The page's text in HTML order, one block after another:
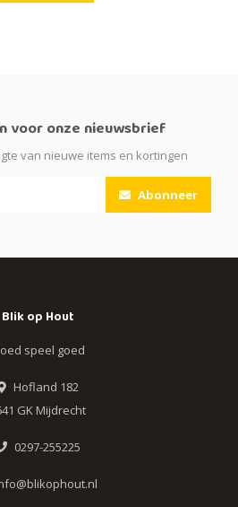
voor onze nieuwsbrief
van nieuwe items en kortingen
Abonneer
Blik op Hout
speel goed
Hofland 182
GK Mijdrecht
0297-255225